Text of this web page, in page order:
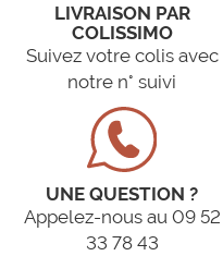
LIVRAISON PAR
COLISSIMO
Suivez votre colis avec
notre n° suivi
UNE QUESTION ?
Appelez-nous au 09 52
33 78 43